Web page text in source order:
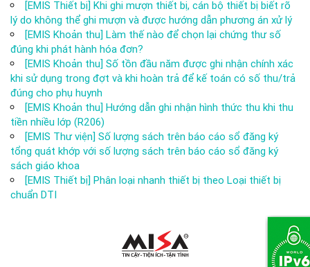
[EMIS Thiết bị] Khi ghi mượn thiết bị, cán bộ thiết bị biết rõ
lý do không thể ghi mượn và được hướng dẫn phương án xử lý
[EMIS Khoản thu] Làm thế nào để chọn lại chứng thư số
đúng khi phát hành hóa đơn?
[EMIS Khoản thu] Số tồn đầu năm được ghi nhận chính xác
khi sử dụng trong đợt và khi hoàn trả để kế toán có số thu/trả
đúng cho phụ huynh
[EMIS Khoản thu] Hướng dẫn ghi nhận hình thức thu khi thu
tiền nhiều lớp (R206)
[EMIS Thư viện] Số lượng sách trên báo cáo sổ đăng ký
tổng quát khớp với số lượng sách trên báo cáo sổ đăng ký
sách giáo khoa
[EMIS Thiết bị] Phân loại nhanh thiết bị theo Loại thiết bị
chuẩn DTI